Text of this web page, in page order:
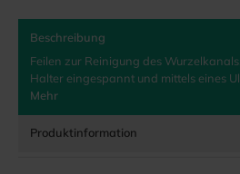
Beschreibung
Feilen zur Reinigung des
Halter eingespannt und mittels eines
Mehr
Produktinformation